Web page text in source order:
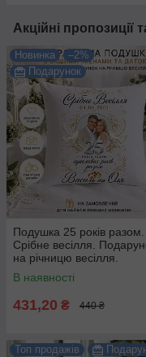
Акційні пропозиції
Новинка
–2%
Подарунок
Подушка 25 років разом.
Срібне весілля.
на річницю весілля.
В наявності
431,20 ₴ 440 ₴
Топ продажів